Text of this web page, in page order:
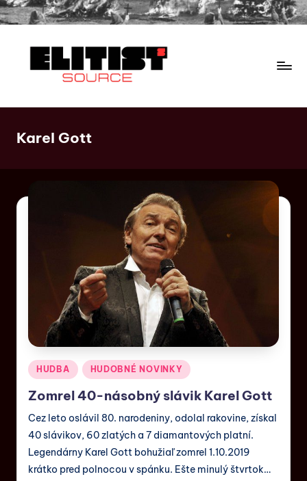
Karel Gott
HUDBA HUDOBNÉ NOVINKY
Zomrel 40-násobný slávik Karel Gott
Cez leto oslávil 80. narodeniny, odolal rakovine, získal
40 slávikov, 60 zlatých a 7 diamantových platní.
Legendárny Karel Gott bohužiaľ zomrel 1.10.2019
krátko pred polnocou v spánku. Ešte minulý štvrtok…